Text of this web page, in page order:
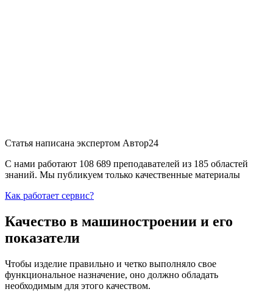
Статья написана экспертом Автор24
С нами работают 108 689 преподавателей из 185 областей
знаний. Мы публикуем только качественные материалы
Как работает сервис?
Качество в машиностроении и его
показатели
Чтобы изделие правильно и четко выполняло свое
функциональное назначение, оно должно обладать
необходимым для этого качеством.